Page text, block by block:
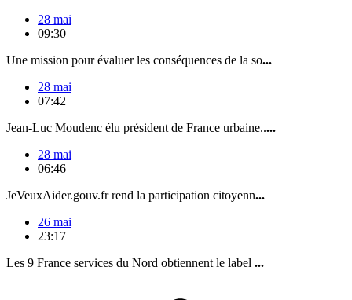
28 mai
09:30
Une mission pour évaluer les conséquences de la so...
28 mai
07:42
Jean-Luc Moudenc élu président de France urbaine.....
28 mai
06:46
JeVeuxAider.gouv.fr rend la participation citoyenn...
26 mai
23:17
Les 9 France services du Nord obtiennent le label ...